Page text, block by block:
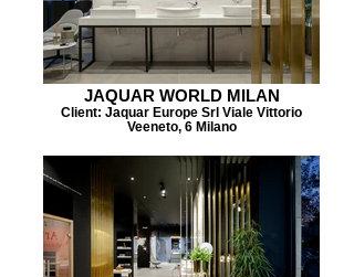
JAQUAR WORLD MILAN
Client: Jaquar Europe Srl Viale Vittorio
Veeneto, 6 Milano